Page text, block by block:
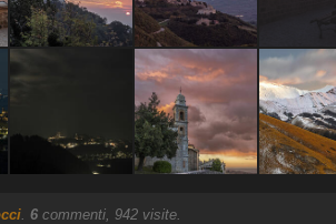
. 6commenti, 942 visite.